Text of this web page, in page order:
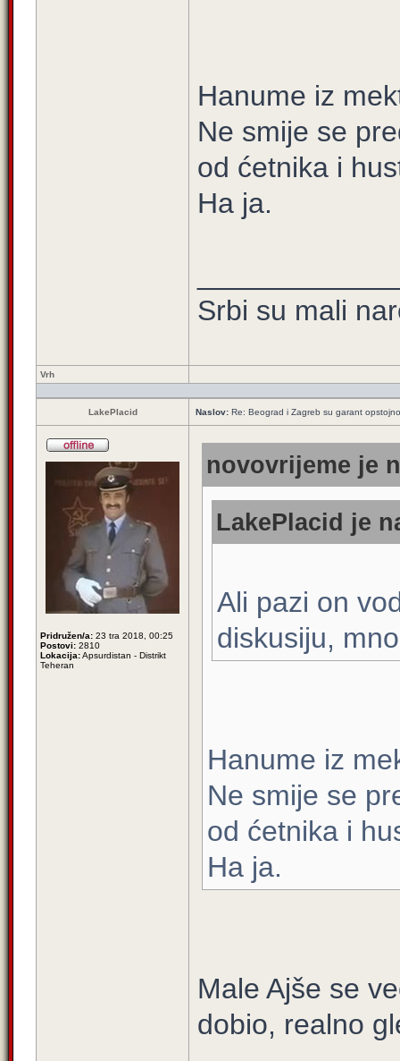
Hanume iz
Ne smije se
od ćetnika i
Ha ja.
Srbi su mali
Vrh
LakePlacid Naslov: Re: Beograd i Zagreb su garant
Pridružen/a: 23 tra 2018, 00:25
Postovi: 2810
Lokacija:Apsurdistan - Distrikt
Teheran
novovrijeme je
LakePlacid je
Ali pazi on
diskusiju,
Hanume iz
Ne smije se
od ćetnika i
Ha ja.
Male Ajše se
dobio, realno